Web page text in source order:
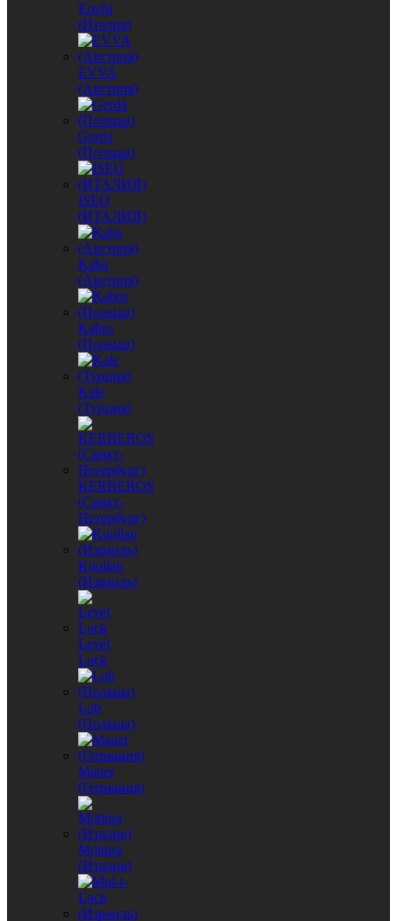
Errebi
(Италия)
EVVA
(Австрия)
Gerda
(Польша)
ISEO
(ИТАЛИЯ)
Kaba
(Австрия)
Kabro
(Польша)
Kale
(Турция)
KERBEROS
(Санкт-
Петербург)
Knollan
(Израиль)
Level
Lock
Lob
(Польша)
Mauer
(Германия)
Mottura
(Италия)